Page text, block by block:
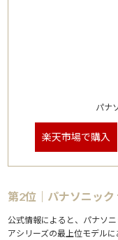
パナ
楽天市場で購入
第2位｜パナソニック
公式情報によると、パナソ
アシリーズの最上位モデル